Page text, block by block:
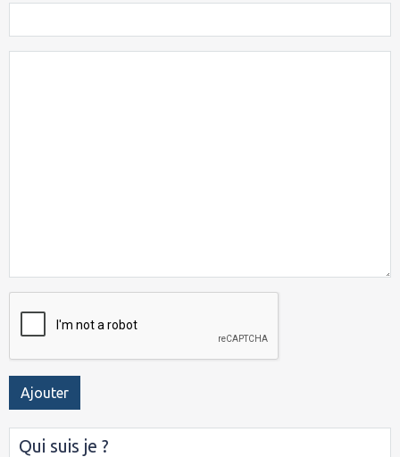
Ajouter
Qui suis je ?